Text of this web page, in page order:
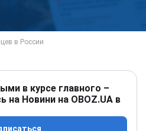
в курсе главного –
на Новини на OBOZ.UA в